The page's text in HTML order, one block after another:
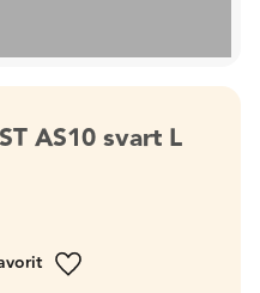
AS10 svart L
Lägg till i favoriter